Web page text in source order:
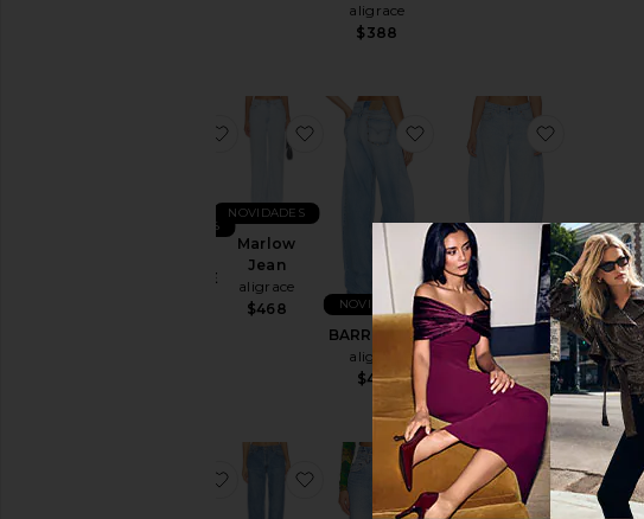
aligrace
$388
MONROE
NOVIDADES
favoritoBARRIL MONROE
Marlow
Jean
aligrace
$468
NOVIDADES
favoritoMarlow Jean
BARRIL NOA
aligrace
$498
NOVIDADES
favoritoBARRIL NOA
BARRIL
MONROE
aligrace
$488
NOVIDADES
favoritoVintage Wide Leg Jeans
favorito90's Trouser Wide Leg Jeans
favoritoCINTURA